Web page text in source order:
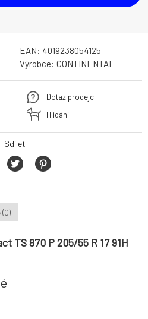
EAN: 4019238054125
Výrobce: CONTINENTAL
Dotaz prodejci
Hlídání
Sdílet
(0)
TS 870 P 205/55 R 17 91H